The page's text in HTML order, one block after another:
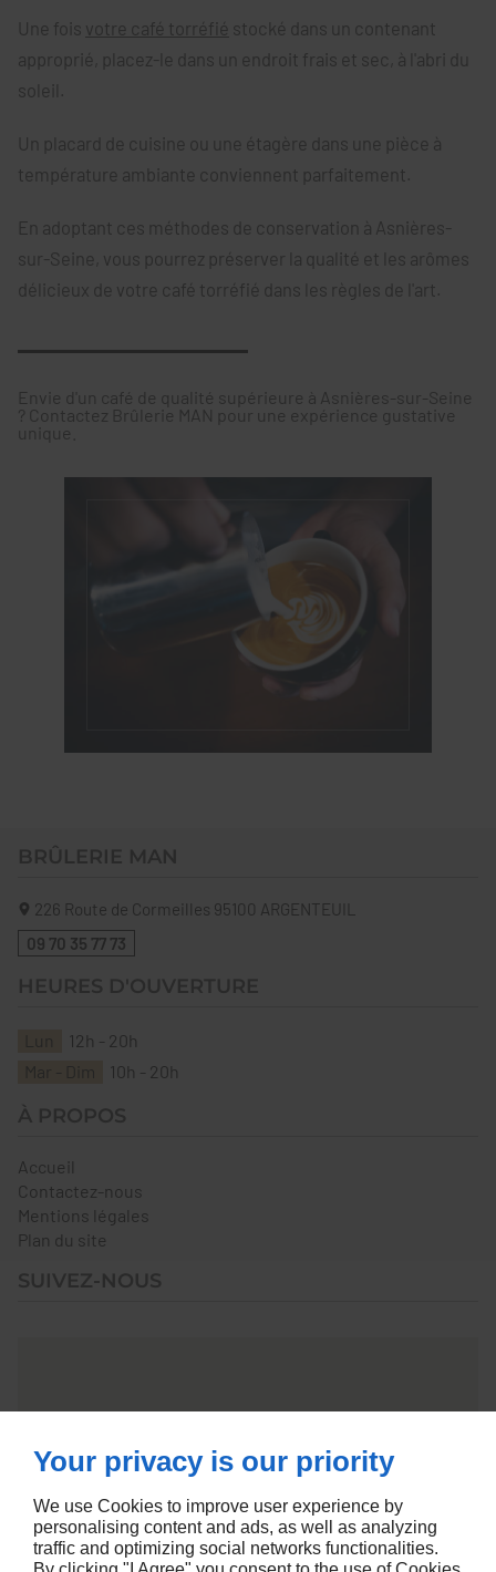
Une fois votre café torréfié stocké dans un contenant
approprié, placez-le dans un endroit frais et sec, à l'abri du
soleil.
Un placard de cuisine ou une étagère dans une pièce à
température ambiante conviennent parfaitement.
En adoptant ces méthodes de conservation à Asnières-
sur-Seine, vous pourrez préserver la qualité et les arômes
délicieux de votre café torréfié dans les règles de l'art.
Envie d'un café de qualité supérieure à Asnières-sur-Seine
? Contactez Brûlerie MAN pour une expérience gustative
unique.
226 Route de Cormeilles 95100 ARGENTEUIL
09 70 35 77 73
12h - 20h
10h - 20h
Accueil
Contactez-nous
Mentions légales
Plan du site
SUIVEZ-NOUS
Your privacy is our priority
We use Cookies to improve user experience by
personalising content and ads, as well as analyzing
traffic and optimizing social networks functionalities.